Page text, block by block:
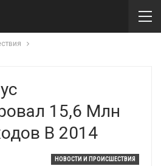
15,6 Млн
В 2014
НОВОСТИ И ПРОИСШЕСТВИЯ